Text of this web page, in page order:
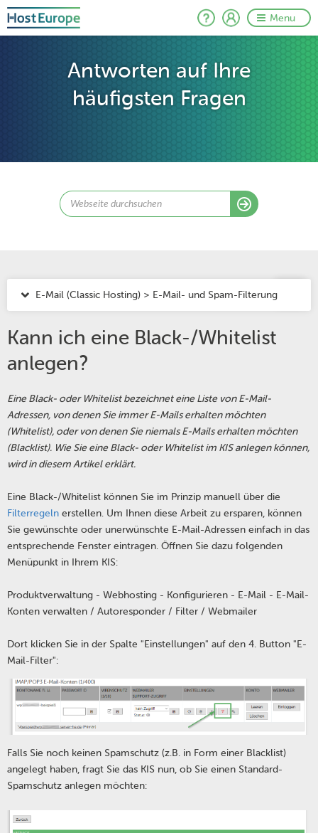
Menu
Antworten auf Ihre
häufigsten Fragen
E-Mail (Classic Hosting) > E-Mail- und Spam-Filterung
Kann ich eine Black-/Whitelist
anlegen?
Eine Black- oder Whitelist bezeichnet eine Liste von E-Mail-
Adressen, von denen Sie immer E-Mails erhalten möchten
(Whitelist), oder von denen Sie niemals E-Mails erhalten möchten
(Blacklist). Wie Sie eine Black- oder Whitelist im KIS anlegen können,
wird in diesem Artikel erklärt.
Eine Black-/Whitelist können Sie im Prinzip manuell über die
Filterregeln erstellen. Um Ihnen diese Arbeit zu ersparen, können
Sie gewünschte oder unerwünschte E-Mail-Adressen einfach in das
entsprechende Fenster eintragen. Öffnen Sie dazu folgenden
Menüpunkt in Ihrem KIS:
Produktverwaltung - Webhosting - Konfigurieren - E-Mail - E-Mail-
Konten verwalten / Autoresponder / Filter / Webmailer
Dort klicken Sie in der Spalte "Einstellungen" auf den 4. Button "E-
Mail-Filter":
Falls Sie noch keinen Spamschutz (z.B. in Form einer Blacklist)
angelegt haben, fragt Sie das KIS nun, ob Sie einen Standard-
Spamschutz anlegen möchten: